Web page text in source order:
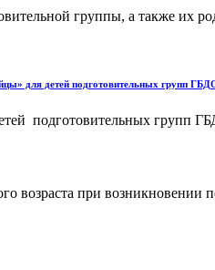
группы, а также их
для детей подготовительных групп
подготовительных
при возникновении